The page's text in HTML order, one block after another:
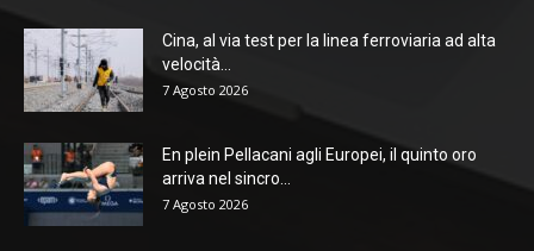
Cina, al via test per la linea ferroviaria ad alta
velocità...
7 Agosto 2026
En plein Pellacani agli Europei, il quinto oro
arriva nel sincro...
7 Agosto 2026